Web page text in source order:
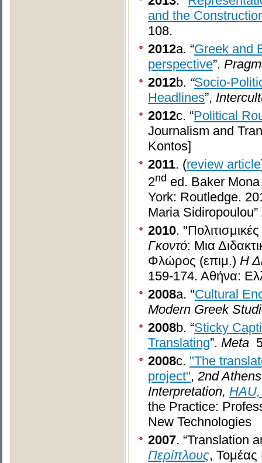
and the
108.
2012a. “Greek and
perspective”.
2012b. “Socio-
Headlines”,
2012c. “Political
Journalism and
Kontos]
2011. (review article
2nd ed. Baker
York: Routledge.
Maria Sidiropoulou”
2010.
Γκοντό: Μια
Φλώρος (επιμ.) Η
159-174. Αθήνα:
2008a. "Cultural
Modern Greek
2008b. “Sticky
Translating”. Meta
2008c. "The
project", 2nd
Interpretation,
the Practice:
New Technologies
2007. “Translation
Περίπλους,